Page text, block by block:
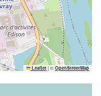
Leaflet |© OpenStreetMap